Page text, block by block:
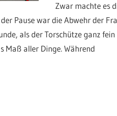
Zwar machte es
Pause war die Abwehr der
als der Torschütze ganz
Maß aller Dinge. Während